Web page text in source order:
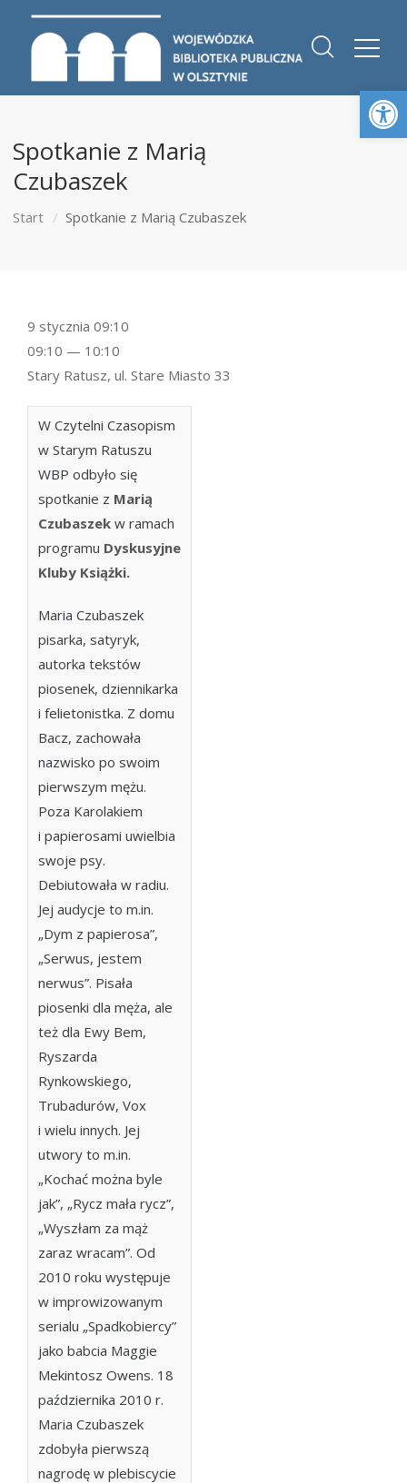
Spotkanie z Marią
Czubaszek
Start Spotkanie z Marią Czubaszek
W Czytelni Czasopism
w Starym Ratuszu
WBP odbyło się
spotkanie z Marią
Czubaszek w ramach
programu Dyskusyjne
Kluby Książki.
Maria Czubaszek
pisarka, satyryk,
autorka tekstów
piosenek, dziennikarka
i felietonistka. Z domu
Bacz, zachowała
nazwisko po swoim
pierwszym mężu.
Poza Karolakiem
i papierosami uwielbia
swoje psy.
Debiutowała w radiu.
Jej audycje to m.in.
„Dym z papierosa”,
„Serwus, jestem
nerwus”. Pisała
piosenki dla męża, ale
też dla Ewy Bem,
Ryszarda
Rynkowskiego,
Trubadurów, Vox
i wielu innych. Jej
utwory to m.in.
„Kochać można byle
jak”, „Rycz mała rycz”,
„Wyszłam za mąż
zaraz wracam”. Od
2010 roku występuje
w improwizowanym
serialu „Spadkobiercy”
jako babcia Maggie
Mekintosz Owens. 18
października 2010 r.
Maria Czubaszek
zdobyła pierwszą
nagrodę w plebiscycie
9 stycznia 09:10
09:10 — 10:10
Stary Ratusz, ul. Stare Miasto 33